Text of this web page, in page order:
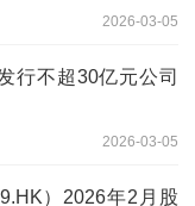
2026-03-05
行不超30亿元公司
2026-03-05
）2026年2月股